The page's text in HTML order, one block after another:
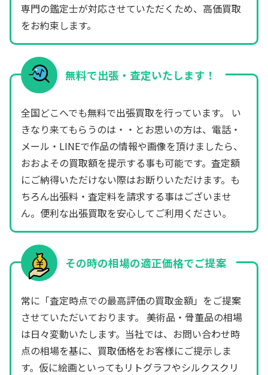
専門の鑑定士が対応させていただくため、高価買取
をお約束します。
無料で出張・査定いたします！
全国どこへでも無料で出張買取を行っています。 い
きなり来てもらうのは・・とお思いの方は、電話・
メール・LINEで作品の情報や画像を頂けましたら、
おおよその買取額を提示する事も可能です。査定額
にご納得いただけない際はお断りいただけます。も
ちろん出張料・査定料を請求する事はございませ
ん。便利な出張買取を安心してご利用ください。
その時の相場の適正価格でご提案
常に「査定時点での最高評価の買取金額」をご提案
させていただいております。 美術品・骨董品の相場
は日々変動いたします。当社では、お問い合わせ時
点の相場を基に、買取価格をお客様にご提示しま
す。仮に絵画といってもリトグラフやシルクスクリ